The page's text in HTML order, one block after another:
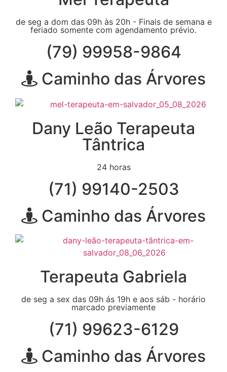
de seg a dom das 09h às 20h - Finais de semana e
feriado somente com agendamento prévio.
(79) 99958-9864
Caminho das Árvores
Dany Leão Terapeuta
Tântrica
24 horas
(71) 99140-2503
Caminho das Árvores
Terapeuta Gabriela
de seg a sex das 09h ás 19h e aos sáb - horário
marcado previamente
(71) 99623-6129
Caminho das Árvores